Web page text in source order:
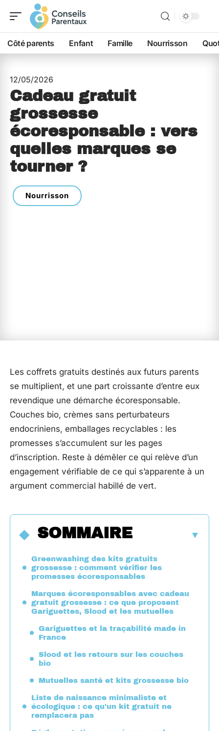
Côté parents Enfant Famille Nourrisson
12/05/2026
Cadeau gratuit
grossesse
écoresponsable : vers
quelles marques se
tourner ?
Nourrisson
Les coffrets gratuits destinés aux futurs parents
se multiplient, et une part croissante d’entre eux
revendique une démarche écoresponsable.
Couches bio, crèmes sans perturbateurs
endocriniens, emballages recyclables : les
promesses s’accumulent sur les pages
d’inscription. Reste à démêler ce qui relève d’un
engagement vérifiable de ce qui s’apparente à un
argument commercial habillé de vert.
SOMMAIRE
Greenwashing des kits gratuits
grossesse : comment vérifier les
promesses écoresponsables
Marques écoresponsables avec cadeau
gratuit grossesse : ce que proposent
Gariguettes, Slood et les mutuelles
Gariguettes et la traçabilité made in
France
Slood et les retours sur les couches
bio
Mutuelles santé et kits grossesse bio
Liste de naissance minimaliste et
écologique : ce qu’un kit gratuit ne
remplacera pas